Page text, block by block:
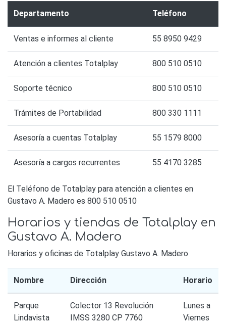
Departamento Teléfono
Ventas e informes al cliente 55 8950 9429
Atención a clientes Totalplay 800 510 0510
Soporte técnico 800 510 0510
Trámites de Portabilidad 800 330 1111
Asesoría a cuentas Totalplay 55 1579 8000
Asesoría a cargos recurrentes 55 4170 3285
El Teléfono de Totalplay para atención a clientes en
Gustavo A. Madero es 800 510 0510
Horarios y tiendas de Totalplay en
Gustavo A. Madero
Horarios y oficinas de Totalplay Gustavo A. Madero
Nombre Dirección Horario
Parque
Lindavista
Colector 13 Revolución
IMSS 3280 CP 7760
Lunes a
Viernes